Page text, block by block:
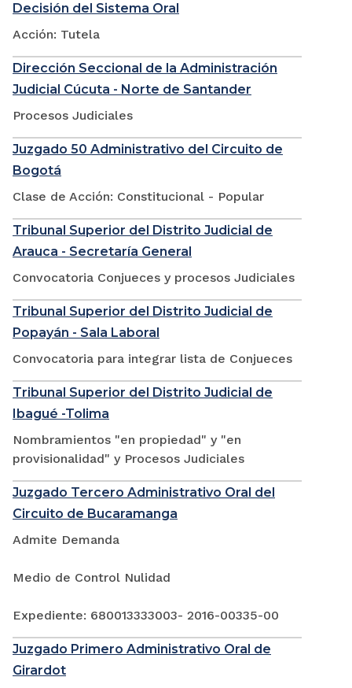
Decisión del Sistema Oral
Acción: Tutela
Dirección Seccional de la Administración
Judicial Cúcuta - Norte de Santander
Procesos Judiciales
Juzgado 50 Administrativo del Circuito de
Bogotá
Clase de Acción: Constitucional - Popular
Tribunal Superior del Distrito Judicial de
Arauca - Secretaría General
Convocatoria Conjueces y procesos Judiciales
Tribunal Superior del Distrito Judicial de
Popayán - Sala Laboral
Convocatoria para integrar lista de Conjueces
Tribunal Superior del Distrito Judicial de
Ibagué -Tolima
Nombramientos "en propiedad" y "en
provisionalidad" y Procesos Judiciales
Juzgado Tercero Administrativo Oral del
Circuito de Bucaramanga
Admite Demanda
Medio de Control Nulidad
Expediente: 680013333003- 2016-00335-00
Juzgado Primero Administrativo Oral de
Girardot